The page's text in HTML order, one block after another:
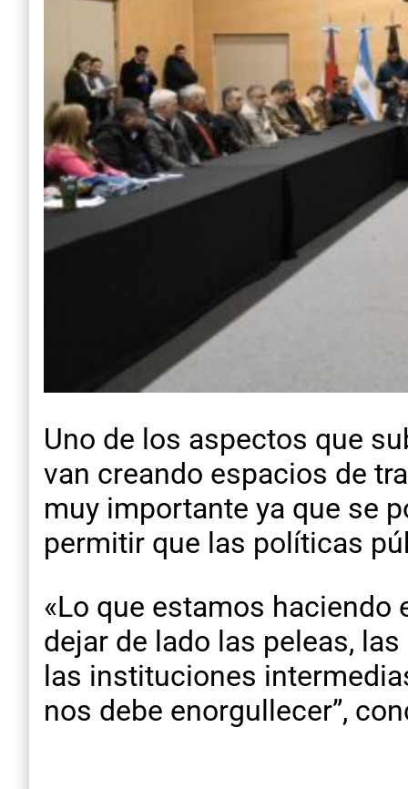
Uno de los aspectos que
van creando espacios de
muy importante ya que se
permitir que las políticas
«Lo que estamos haciendo
dejar de lado las peleas,
las instituciones
nos debe enorgullecer”,